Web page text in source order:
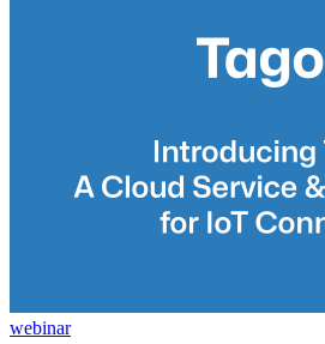
webinar